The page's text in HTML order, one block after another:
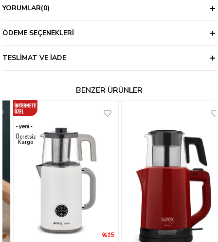
• 360 derece dönebilen taban
• 5 saat sıcak tutma modu (150-300W)
• Ergonomik Kapak Tasarımı
YORUMLAR(0)
ÖDEME SEÇENEKLERI
TESLIMAT VE İADE
BENZER ÜRÜNLER
%15
yeni
ürün
Ücretsiz
Kargo